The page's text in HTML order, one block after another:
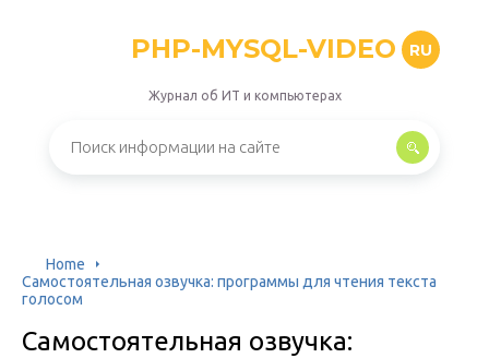
PHP-MYSQL-VIDEO RU
Журнал об ИТ и компьютерах
Home
Самостоятельная озвучка: программы для чтения текста
голосом
Самостоятельная озвучка: